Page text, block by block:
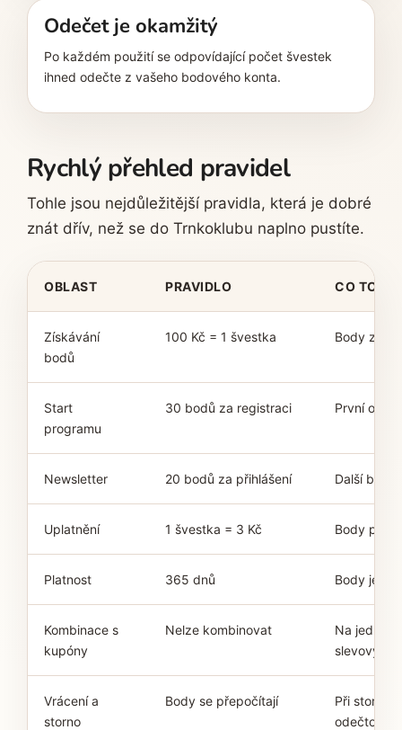
Odečet je okamžitý
Po každém použití se odpovídající počet švestek
ihned odečte z vašeho bodového konta.
Rychlý přehled pravidel
Tohle jsou nejdůležitější pravidla, která je dobré
znát dřív, než se do Trnkoklubu naplno pustíte.
OBLAST PRAVIDLO CO TO
Získávání
bodů
100 Kč = 1 švestka Body
Start
programu
30 bodů za registraci První
Newsletter 20 bodů za přihlášení Další
Uplatnění 1 švestka = 3 Kč Body
Platnost 365 dnů Body je
Kombinace s
kupóny
Nelze kombinovat
Na jedné
slevový
Vrácení a
storno
Body se přepočítají
Při stornu
odečtou,